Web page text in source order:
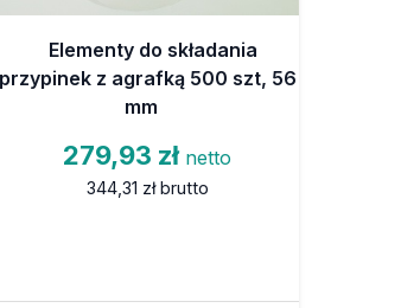
Elementy do składania
przypinek z agrafką 500 szt, 56
mm
279,93 zł netto
344,31 zł brutto